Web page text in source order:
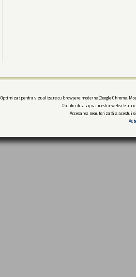
Optimizat pentru vizualizare cu browsere moderne (Google Chrome,
Drepturile asupra acestui website
Accesarea neautorizată a acestui